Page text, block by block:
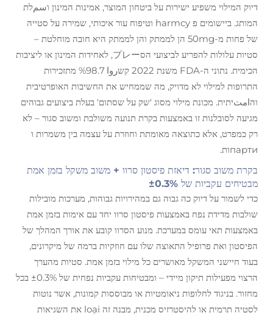
דיוק המילוי משפיע ישירות על ביטחון המוצר, אמינות המינון וسمלת
המותג. ביישומים פ harmcy וטיפוח עור איכותי, שמירה על סטייה
של פחות מ-50mg הן לממתק והן לממתק היא חובה מוחלטת –
סטיות עלולות להפריע לביצועי הסプレー, לאחידות המינון או ליציבות
הכימית. נתוני ה-FDA משנת 2022 קשروا 98.7% מתזכירות
התרופות למילוי לא מדויק, מה שממחיש את החשיבות האופרטיבית
והامتיתית. מכונת מילוי מסוג 'שק על שסתום' בעלת ביצועים גבוהים
מגיעה לסובלנות זו באמצעות בקרת תנועה משולבת ומשוב סגור – לא
רק כמפרט, אלא כתוצאה מאומתת וחוזרת על עצמה בין משמרות ו
партиות.
בקרת משוב סגור: דיאזת פיסטון סרוו + משוב משקל בזמן אמת
מבטיחים עקביות של ±0.3%
כדי לשמור על דיוק כה גבוה גם במהירויות גבוהות, מערכות מובילות
שולבות מדידת נפח באמצעות פיסטון סרוו יחד עם אימות בזמן אמת
באמצעות תאי עומס במערכת. מנוע הסרוו קובע את אורך המהלך של
הפיסטון ואת פרופיל התאוצה שלו עם חוזקיות ברמה של מיקרונים,
בעוד חיישני המשקל מאושרים כל מילוי בזמן אמת. סטיות מהערך
הרצוי מפעילות תיקון מיידי – ומבטיחות עקביות נפחית של ±0.3% בכל
מחזור. בניגוד לחלופות ניאומטיות או מבוססות קמונות, אשר נוטות
לסטיה תרמית או להיסטרזיס מכנית, מבנה זה loại את השגיאות